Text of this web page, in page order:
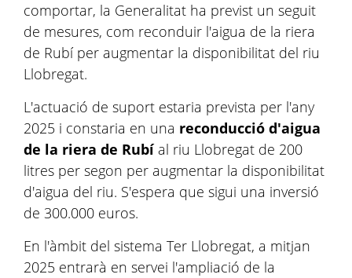
comportar, la Generalitat ha previst un seguit
de mesures, com reconduir l'aigua de la riera
de Rubí per augmentar la disponibilitat del riu
Llobregat.
L'actuació de suport estaria prevista per l'any
2025 i constaria en una reconducció d'aigua
de la riera de Rubíal riu Llobregat de 200
litres per segon per augmentar la disponibilitat
d'aigua del riu. S'espera que sigui una inversió
de 300.000 euros.
En l'àmbit del sistema Ter Llobregat, a mitjan
2025 entrarà en servei l'ampliació de la